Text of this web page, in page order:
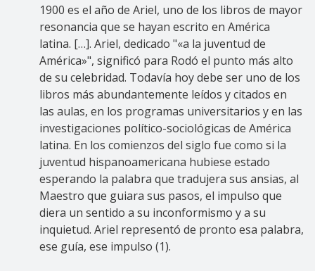
1900 es el año de Ariel, uno de los libros de mayor
resonancia que se hayan escrito en América
latina. […]. Ariel, dedicado "«a la juventud de
América»", significó para Rodó el punto más alto
de su celebridad. Todavía hoy debe ser uno de los
libros más abundantemente leídos y citados en
las aulas, en los programas universitarios y en las
investigaciones político-sociológicas de América
latina. En los comienzos del siglo fue como si la
juventud hispanoamericana hubiese estado
esperando la palabra que tradujera sus ansias, al
Maestro que guiara sus pasos, el impulso que
diera un sentido a su inconformismo y a su
inquietud. Ariel representó de pronto esa palabra,
ese guía, ese impulso (1).